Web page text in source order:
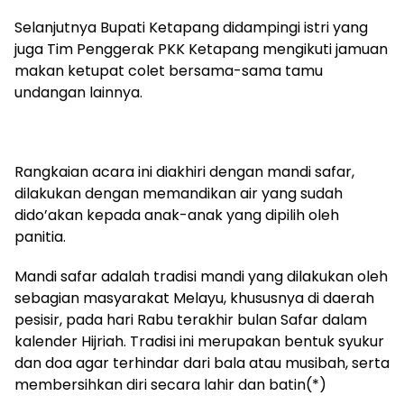
Selanjutnya Bupati Ketapang didampingi istri yang
juga Tim Penggerak PKK Ketapang mengikuti jamuan
makan ketupat colet bersama-sama tamu
undangan lainnya.
Rangkaian acara ini diakhiri dengan mandi safar,
dilakukan dengan memandikan air yang sudah
dido’akan kepada anak-anak yang dipilih oleh
panitia.
Mandi safar adalah tradisi mandi yang dilakukan oleh
sebagian masyarakat Melayu, khususnya di daerah
pesisir, pada hari Rabu terakhir bulan Safar dalam
kalender Hijriah. Tradisi ini merupakan bentuk syukur
dan doa agar terhindar dari bala atau musibah, serta
membersihkan diri secara lahir dan batin(*)